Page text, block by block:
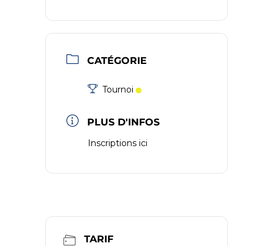
CATÉGORIE
Tournoi
PLUS D'INFOS
Inscriptions ici
TARIF